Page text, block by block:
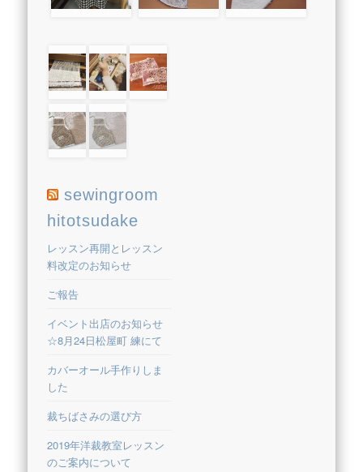
sewingroom
hitotsudake
レッスン再開とレッスン
料改定のお知らせ
ご報告
イベント出店のお知らせ
☆8月24日松屋町 練にて
カバーオール手作りしま
した
裁ちばさみの選び方
2019年洋裁教室レッスン
のご案内について